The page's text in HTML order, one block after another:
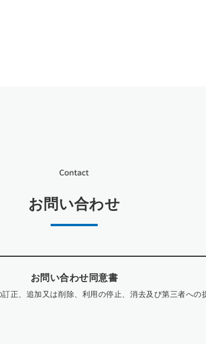
お問い合わせ
お問い合わせ同意書
正、追加又は削除、利用の停止、消去及び第三者へ